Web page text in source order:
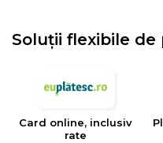
tesaturilor decorative,
mobilier. Creativitatea,
sunt valorile care
de la infiintarea sa.
Soluții flexibile de
Card online, inclusiv
rate